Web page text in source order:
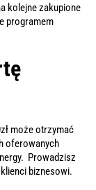
kolejne zakupione
programem
może otrzymać
oferowanych
Prowadzisz
biznesowi.